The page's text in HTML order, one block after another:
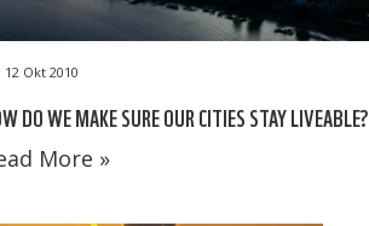
12 Okt 2010
DO WE MAKE SURE OUR CITIES STAY LIVEABLE?
More »